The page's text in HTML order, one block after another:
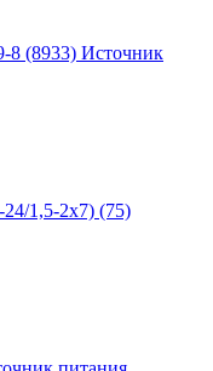
8 (8933) Источник
1,5-2х7) (75)